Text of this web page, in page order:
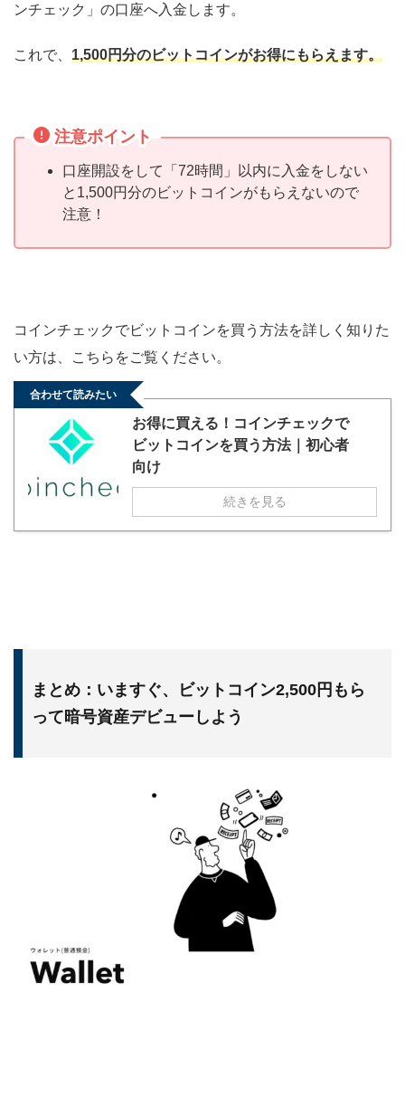
ンチェック」の口座へ入金します。
これで、 1,500円分のビットコインがお得にもらえます。
注意ポイント
口座開設をして「72時間」以内に入金をしない
と1,500円分のビットコインがもらえないので
注意！
コインチェックでビットコインを買う方法を詳しく知りた
い方は、こちらをご覧ください。
合わせて読みたい
お得に買える！コインチェックで
ビットコインを買う方法｜初心者
向け
続きを見る
まとめ：いますぐ、ビットコイン2,500円もら
って暗号資産デビューしよう